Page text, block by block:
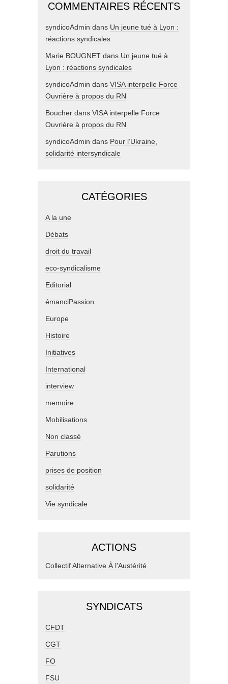
COMMENTAIRES RÉCENTS
syndicoAdmin dans Un jeune tué à Lyon :
réactions syndicales
Marie BOUGNET dans Un jeune tué à
Lyon : réactions syndicales
syndicoAdmin dans VISA interpelle Force
Ouvrière à propos du RN
Boucher dans VISA interpelle Force
Ouvrière à propos du RN
syndicoAdmin dans Pour l’Ukraine,
solidarité intersyndicale
CATÉGORIES
A la une
Débats
droit du travail
eco-syndicalisme
Editorial
émanciPassion
Europe
Histoire
Initiatives
International
interview
memoire
Mobilisations
Non classé
Parutions
prises de position
solidarité
Vie syndicale
ACTIONS
Collectif Alternative À l'Austérité
SYNDICATS
CFDT
CGT
FO
FSU